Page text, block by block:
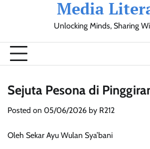
Media
Unlocking Minds, Sharing
Pendidikan
SosialOlahraga
Resensi
Ulasan
Sejuta Pesona di
Posted on 05/06/2026 by R212
Oleh Sekar Ayu Wulan Sya’bani